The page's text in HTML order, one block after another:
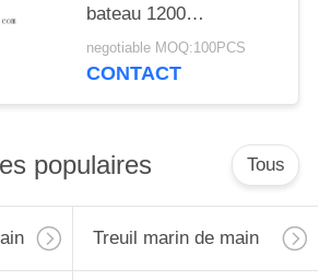
bateau 1200
livres/545kg fermant à
clef le frein durable de
negotiable MOQ:100PCS
CONTACT
populaires Tous
Treuil marin de main